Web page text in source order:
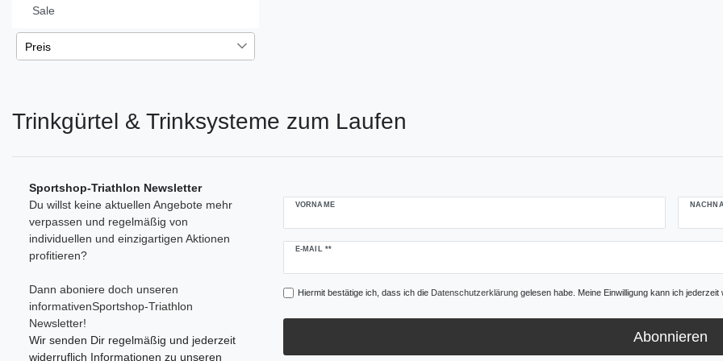
Sale
Preis
Übernehmen
Trinkgürtel & Trinksysteme zum Laufen
Sportshop-Triathlon Newsletter
Du willst keine aktuellen Angebote mehr
verpassen und regelmäßig von
individuellen und einzigartigen Aktionen
profitieren?
Dann aboniere doch unseren
informativenSportshop-Triathlon
Newsletter!
Wir senden Dir regelmäßig und jederzeit
widerruflich Informationen zu unseren
VORNAME
E-MAIL **
Newsletter
Hiermit bestätige ich, dass ich die Daten­schutz­erklärunggelesen habe. Meine Einwilligung kann ich jederzeit
Abonnieren